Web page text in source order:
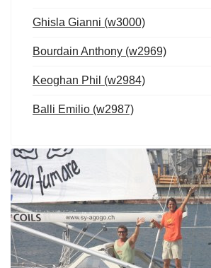
Ghisla Gianni (w3000)
Bourdain Anthony (w2969)
Keoghan Phil (w2984)
Balli Emilio (w2987)